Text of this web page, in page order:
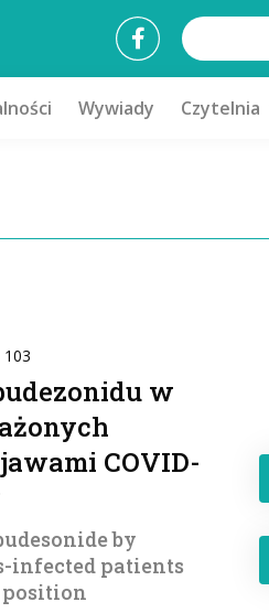
Wywiady Czytelnia
w
COVID-
by
infected patients
position